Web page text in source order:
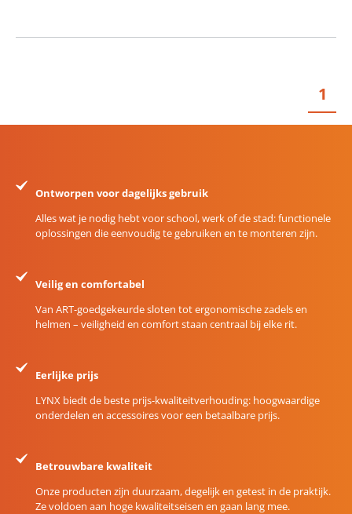
1
Ontworpen voor dagelijks gebruik
Alles wat je nodig hebt voor school, werk of de stad: functionele
oplossingen die eenvoudig te gebruiken en te monteren zijn.
Veilig en comfortabel
Van ART-goedgekeurde sloten tot ergonomische zadels en
helmen – veiligheid en comfort staan centraal bij elke rit.
Eerlijke prijs
LYNX biedt de beste prijs-kwaliteitverhouding: hoogwaardige
onderdelen en accessoires voor een betaalbare prijs.
Betrouwbare kwaliteit
Onze producten zijn duurzaam, degelijk en getest in de praktijk.
Ze voldoen aan hoge kwaliteitseisen en gaan lang mee.